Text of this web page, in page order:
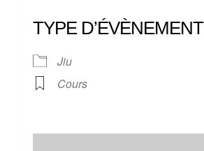
TYPE D’ÉVÈNEMENT
Jiu
Cours